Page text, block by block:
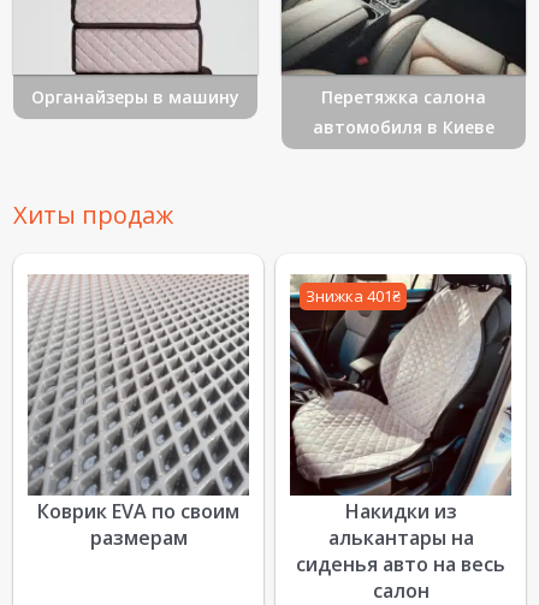
Органайзеры в машину
Перетяжка салона
автомобиля в Киеве
Хиты продаж
Коврик EVA по своим
размерам
Знижка 401₴
Накидки из
алькантары на
сиденья авто на весь
салон